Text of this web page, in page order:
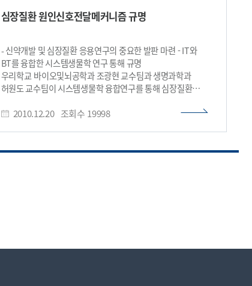
관찰되어, 결국 신약개발로 이어지지 못하는 경우가 많다. 또한
것으로 알려졌다. 대표적인 종양세포 신호전달경로인 어크
(ERK) 신호전달경로는 대부분의 종양에서 활성화되는
경로인데, 특히 피부암이나 갑상선암은 이 경로에 있는 물질
(비라프, BRAF)의 변이로 활성화되어서 암으로 발전하는
사례가 많다. 이 경우 어크 신호전달경로를 표적으로 하는 멕
억제제가 효과적인 치료법으로 알려져 있지만, 결국 내성이
발생하여 암이 다시 진행된다. 조광현 교수가 이끈 융합
연구팀은 어크 신호전달경로를 표적으로 하는 멕 억제제에 대한
이용해 분석하고, 그 결과를 분자생물학실험과 바이오이미징*
심장질환 원인신호전달메커니즘 규명
- 신약개발 및 심장질환 응용연구의 중요한 발판 마련 - IT와
BT를 융합한 시스템생물학 연구 통해 규명
우리학교 바이오및뇌공학과 조광현 교수팀과 생명과학과
허원도 교수팀이 시스템생물학 융합연구를 통해 심장질환
심근비대증은 다양한 병인에 의해 심근세포가 비대해지는
신호전달경로는 이러한 심근비대증의 유발에 매우 중요한
칼시뉴린-엔팻 신호전달경로를 조절한다는 것을 새롭게
2010.12.20 조회수 19998